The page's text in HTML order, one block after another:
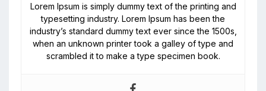
Lorem Ipsum is simply dummy text of the printing and
typesetting industry. Lorem Ipsum has been the
industry’s standard dummy text ever since the 1500s,
when an unknown printer took a galley of type and
scrambled it to make a type specimen book.